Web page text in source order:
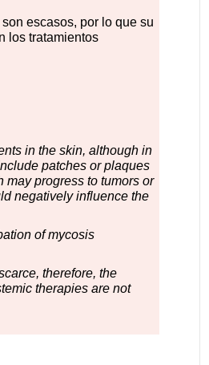
escasos, por lo que su
los tratamientos
in the skin, although in
patches or plaques
progress to tumors or
negatively influence the
of mycosis
therefore, the
therapies are not